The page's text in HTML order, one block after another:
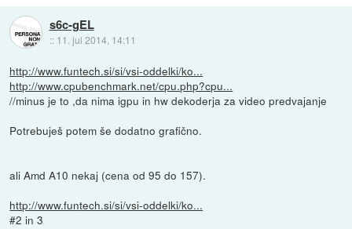
s6c-gEL
:: 11. jul 2014, 14:11
http://www.funtech.si/si/vsi-oddelki/ko...
http://www.cpubenchmark.net/cpu.php?cpu...
//minus je to ,da nima igpu in hw dekoderja za video predvajanje
Potrebuješ potem še dodatno grafično.
ali Amd A10 nekaj (cena od 95 do 157).
http://www.funtech.si/si/vsi-oddelki/ko...
#2 in 3